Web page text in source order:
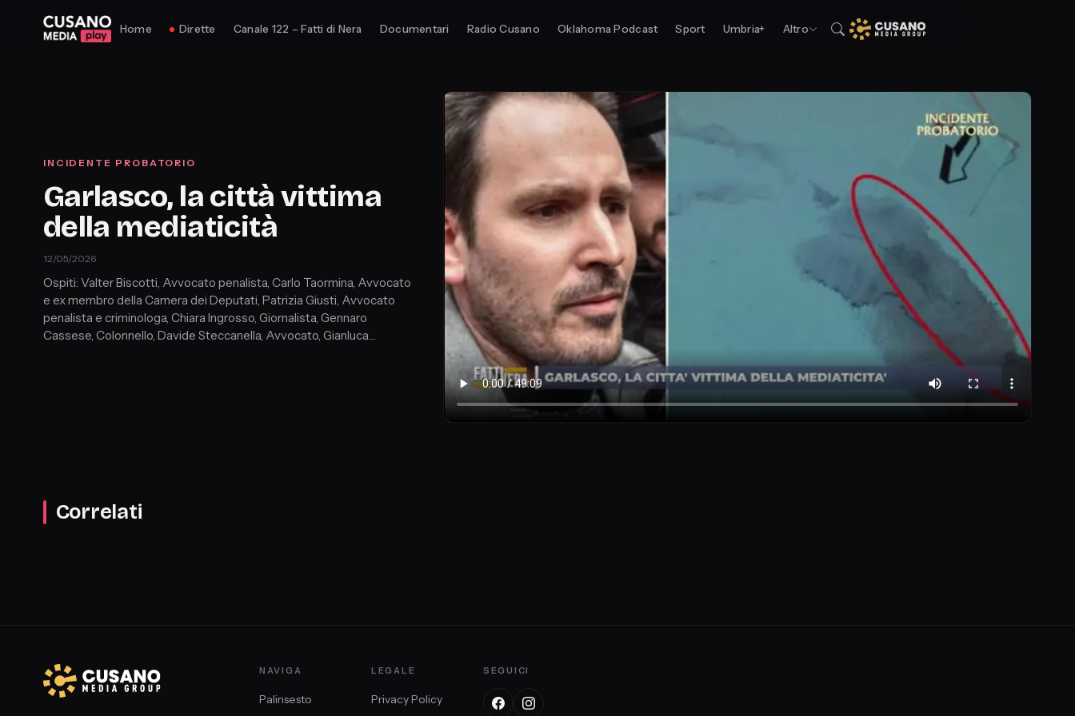
Home Dirette Canale 122 – Fatti di Nera Documentari Radio Cusano Oklahoma Podcast Sport Umbria+ Altro
INCIDENTE PROBATORIO
Garlasco, la città vittima
della mediaticità
12/05/2026
Ospiti: Valter Biscotti, Avvocato penalista, Carlo Taormina, Avvocato
e ex membro della Camera dei Deputati, Patrizia Giusti, Avvocato
penalista e criminologa, Chiara Ingrosso, Giornalista, Gennaro
Cassese, Colonnello, Davide Steccanella, Avvocato, Gianluca
Correlati
NAVIGA
Palinsesto
LEGALE
Privacy Policy
SEGUICI